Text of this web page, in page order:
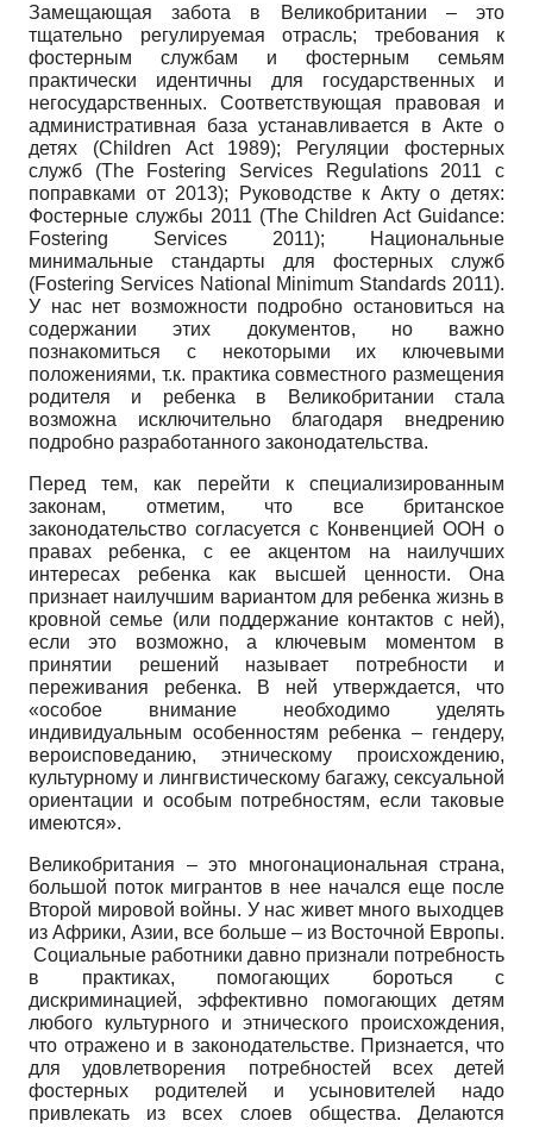
Замещающая забота в Великобритании – это
тщательно регулируемая отрасль; требования к
фостерным службам и фостерным семьям
практически идентичны для государственных и
негосударственных. Соответствующая правовая и
административная база устанавливается в Акте о
детях (Children Act 1989); Регуляции фостерных
служб (The Fostering Services Regulations 2011 с
поправками от 2013); Руководстве к Акту о детях:
Фостерные службы 2011 (The Children Act Guidance:
Fostering Services 2011); Национальные
минимальные стандарты для фостерных служб
(Fostering Services National Minimum Standards 2011).
У нас нет возможности подробно остановиться на
содержании этих документов, но важно
познакомиться с некоторыми их ключевыми
положениями, т.к. практика совместного размещения
родителя и ребенка в Великобритании стала
возможна исключительно благодаря внедрению
подробно разработанного законодательства.
Перед тем, как перейти к специализированным
законам, отметим, что все британское
законодательство согласуется с Конвенцией ООН о
правах ребенка, с ее акцентом на наилучших
интересах ребенка как высшей ценности. Она
признает наилучшим вариантом для ребенка жизнь в
кровной семье (или поддержание контактов с ней),
если это возможно, а ключевым моментом в
принятии решений называет потребности и
переживания ребенка. В ней утверждается, что
«особое внимание необходимо уделять
индивидуальным особенностям ребенка – гендеру,
вероисповеданию, этническому происхождению,
культурному и лингвистическому багажу, сексуальной
ориентации и особым потребностям, если таковые
имеются».
Великобритания – это многонациональная страна,
большой поток мигрантов в нее начался еще после
Второй мировой войны. У нас живет много выходцев
из Африки, Азии, все больше – из Восточной Европы.
Социальные работники давно признали потребность
в практиках, помогающих бороться с
дискриминацией, эффективно помогающих детям
любого культурного и этнического происхождения,
что отражено и в законодательстве. Признается, что
для удовлетворения потребностей всех детей
фостерных родителей и усыновителей надо
привлекать из всех слоев общества. Делаются